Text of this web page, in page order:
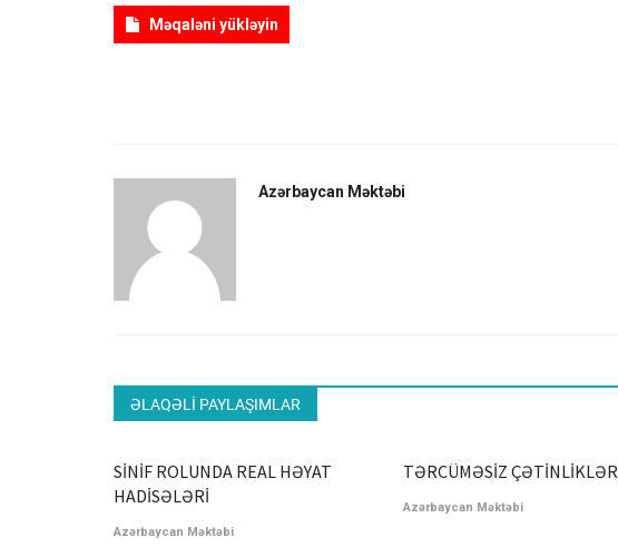
Məqaləni yükləyin
Azərbaycan Məktəbi
ƏLAQƏLI PAYLAŞIMLAR
SİNİF ROLUNDA REAL HƏYAT
HADİSƏLƏRİ
Azərbaycan Məktəbi
TƏRCÜMƏSİZ ÇƏTİNLİKLƏR
Azərbaycan Məktəbi